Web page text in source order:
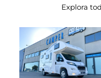
Explora